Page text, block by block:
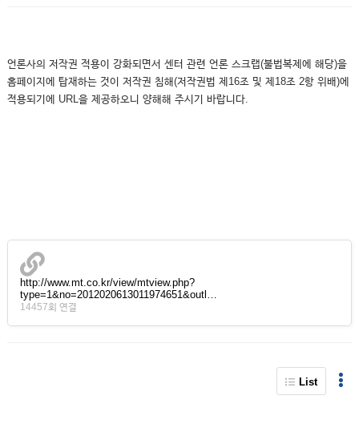
언론사의 저작권 적용이 강화되면서 센터 관련 언론 스크랩(불법복제에 해당)을
홈페이지에 탑재하는 것이 저작권 침해(저작권법 제16조 및 제18조 2항 위배)에
적용되기에 URL을 제공하오니 양해해 주시기 바랍니다.
http://www.mt.co.kr/view/mtview.php?
type=1&no=2012020613011974651&outl…
14457회 연결
List